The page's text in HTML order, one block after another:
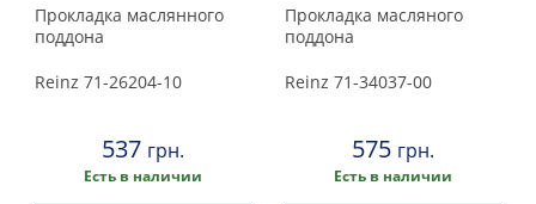
Прокладка маслянного
поддона
Reinz 71-26204-10
537 грн.
Есть в наличии
Прокладка масляного
поддона
Reinz 71-34037-00
575 грн.
Есть в наличии